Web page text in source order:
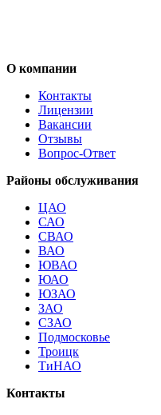
О компании
Контакты
Лицензии
Вакансии
Отзывы
Вопрос-Ответ
Районы обслуживания
ЦАО
САО
СВАО
ВАО
ЮВАО
ЮАО
ЮЗАО
ЗАО
СЗАО
Подмосковье
Троицк
ТиНАО
Контакты